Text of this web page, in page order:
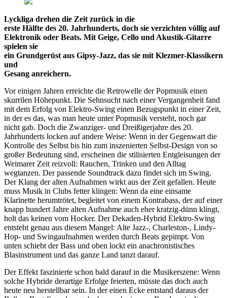
Lyckliga drehen die Zeit zurück in die
erste Hälfte des 20. Jahrhunderts, doch sie verzichten völlig auf
Elektronik oder Beats. Mit Geige, Cello und Akustik-Gitarre
spielen sie
ein Grundgerüst aus Gipsy-Jazz, das sie mit Klezmer-Klassikern
und
Gesang anreichern.
Vor einigen Jahren erreichte die Retrowelle der Popmusik einen
skurrilen Höhepunkt. Die Sehnsucht nach einer Vergangenheit fand
mit dem Erfolg von Elektro-Swing einen Bezugspunkt in einer Zeit,
in der es das, was man heute unter Popmusik versteht, noch gar
nicht gab. Doch die Zwanziger- und Dreißigerjahre des 20.
Jahrhunderts locken auf andere Weise: Wenn in der Gegenwart die
Kontrolle des Selbst bis hin zum inszenierten Selbst-Design von so
großer Bedeutung sind, erscheinen die stilisierten Entgleisungen der
Weimarer Zeit reizvoll: Rauchen, Trinken und den Alltag
wegtanzen. Der passende Soundtrack dazu findet sich im Swing.
Der Klang der alten Aufnahmen wirkt aus der Zeit gefallen. Heute
muss Musik in Clubs fetter klingen: Wenn da eine einsame
Klarinette herumtrötet, begleitet von einem Kontrabass, der auf einer
knapp hundert Jahre alten Aufnahme auch eher kratzig-dünn klingt,
holt das keinen vom Hocker. Der Dekaden-Hybrid Elektro-Swing
entsteht genau aus diesem Mangel: Alte Jazz-, Charleston-, Lindy-
Hop- und Swingaufnahmen werden durch Beats gepimpt. Von
unten schiebt der Bass und oben lockt ein anachronistisches
Blasinstrument und das ganze Land tanzt darauf.
Der Effekt faszinierte schon bald darauf in die Musikerszene: Wenn
solche Hybride derartige Erfolge feierten, müsste das doch auch
heute neu herstellbar sein. In der einen Ecke entstand daraus der